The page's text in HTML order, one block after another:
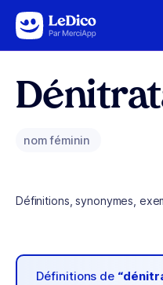
Aller au contenu
nom féminin
Définitions, synonymes,
Définitions de